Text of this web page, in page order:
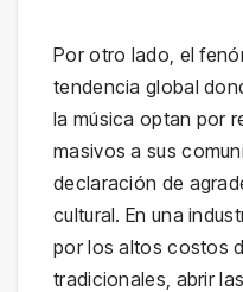
Por otro lado, el
tendencia global
la música optan por
masivos a sus
declaración de
cultural. En una
por los altos costos
tradicionales, abrir